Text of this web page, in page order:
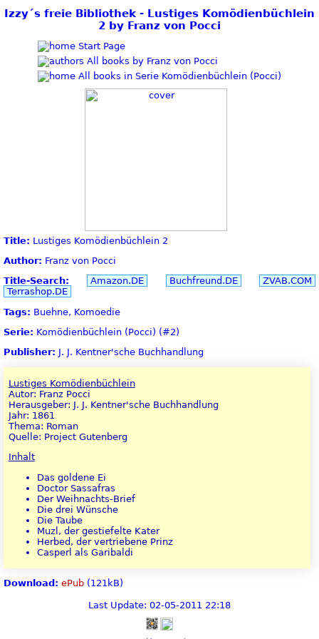
Izzy´s freie Bibliothek - Lustiges Komödienbüchlein
2 by Franz von Pocci
Start Page
All books by Franz von Pocci
All books in Serie Komödienbüchlein (Pocci)
Title: Lustiges Komödienbüchlein 2
Author: Franz von Pocci
Title-Search:
Amazon.DE Buchfreund.DE
ZVAB.COM
Terrashop.DE
Tags: Buehne, Komoedie
Serie: Komödienbüchlein (Pocci) (#2)
Publisher: J. J. Kentner'sche Buchhandlung
Lustiges Komödienbüchlein
Autor: Franz Pocci
Herausgeber: J. J. Kentner'sche Buchhandlung
Jahr: 1861
Thema: Roman
Quelle: Project Gutenberg
Inhalt
Das goldene Ei
Doctor Sassafras
Der Weihnachts-Brief
Die drei Wünsche
Die Taube
Muzl, der gestiefelte Kater
Herbed, der vertriebene Prinz
Casperl als Garibaldi
Download: ePub (121kB)
Last Update: 02-05-2011 22:18